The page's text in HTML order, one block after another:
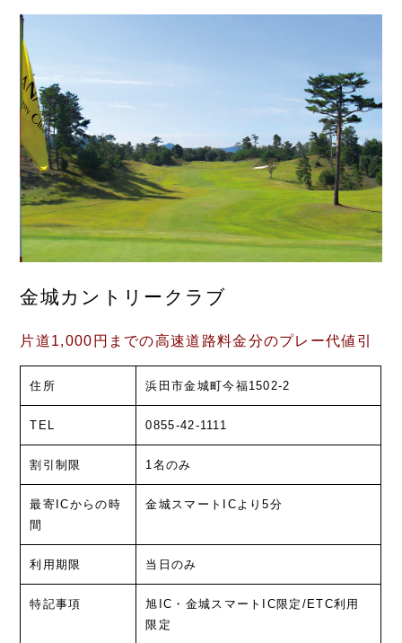
金城カントリークラブ
片道1,000円までの高速道路料金分のプレー代値引
住所 浜田市金城町今福1502-2
TEL 0855-42-1111
割引制限 1名のみ
最寄ICからの時
間
金城スマートICより5分
利用期限 当日のみ
特記事項
旭IC・金城スマートIC限定/ETC利用
限定